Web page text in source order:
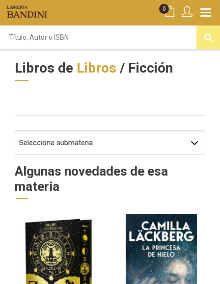
0
Libros de Libros / Ficción
Algunas novedades de esa
materia